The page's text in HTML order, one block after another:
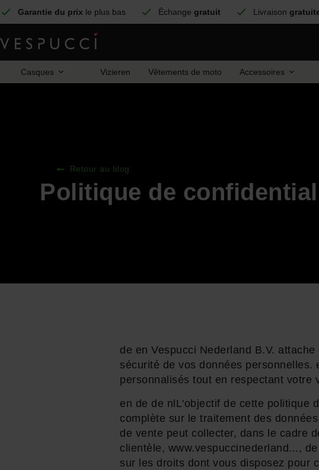
Garantie du prix le plus bas Échange gratuit Livraison
Casques Vizieren Vêtements de moto Accessoires
Retour au blog
Politique de
de en Vespucci Nederland B.V.
sécurité de vos données
personnalisés tout en respectant votre
en de de nlL'objectif de cette politique
complète sur le traitement des
de vente peut collecter, dans le cadre
clientèle, www.vespuccinederland...,
sur les droits dont vous disposez pour